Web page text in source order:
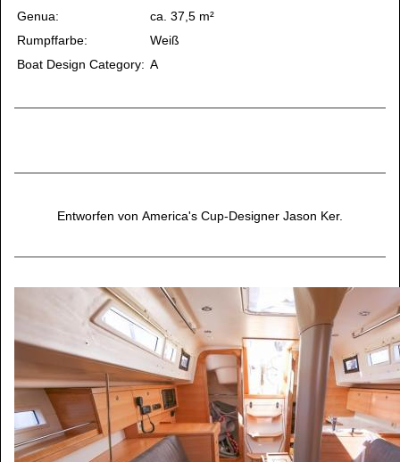
Genua:
Rumpffarbe:
Boat Design Category:
ca. 37,5 m²
Weiß
A
Entworfen von America's Cup-Designer Jason Ker.